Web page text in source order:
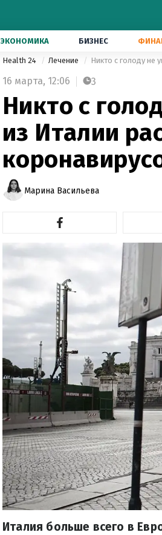
ЭКОНОМИКА БИЗНЕС
Health 24 Лечение Никто с голоду не
16 марта, 12:06 3
Никто с
из Италии
Марина Васильева
Италия больше всего в